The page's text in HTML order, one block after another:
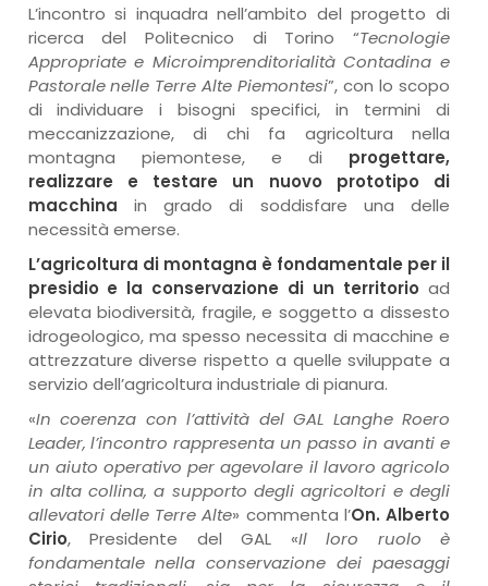
L’incontro si inquadra nell’ambito del progetto di
ricerca del Politecnico di Torino “Tecnologie
Appropriate e Microimprenditorialità Contadina e
Pastorale nelle Terre Alte Piemontesi”, con lo scopo
di individuare i bisogni specifici, in termini di
meccanizzazione, di chi fa agricoltura nella
montagna piemontese, e di progettare,
realizzare e testare un nuovo prototipo di
macchina in grado di soddisfare una delle
necessità emerse.
L’agricoltura di montagna è fondamentale per il
presidio e la conservazione di un territorio ad
elevata biodiversità, fragile, e soggetto a dissesto
idrogeologico, ma spesso necessita di macchine e
attrezzature diverse rispetto a quelle sviluppate a
servizio dell’agricoltura industriale di pianura.
«In coerenza con l’attività del GAL Langhe Roero
Leader, l’incontro rappresenta un passo in avanti e
un aiuto operativo per agevolare il lavoro agricolo
in alta collina, a supporto degli agricoltori e degli
allevatori delle Terre Alte» commenta l’On. Alberto
Cirio, Presidente del GAL «Il loro ruolo è
fondamentale nella conservazione dei paesaggi